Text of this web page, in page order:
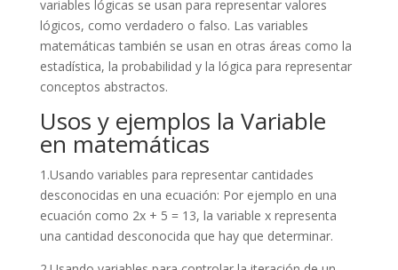
variables lógicas se usan para representar valores
lógicos, como verdadero o falso. Las variables
matemáticas también se usan en otras áreas como la
estadística, la probabilidad y la lógica para representar
conceptos abstractos.
Usos y ejemplos la Variable
en matemáticas
1.Usando variables para representar cantidades
desconocidas en una ecuación: Por ejemplo en una
ecuación como 2x + 5 = 13, la variable x representa
una cantidad desconocida que hay que determinar.